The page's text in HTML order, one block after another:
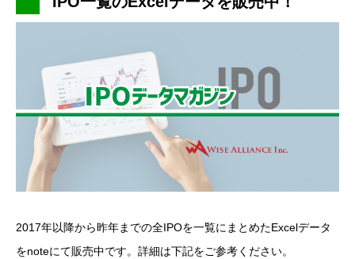
2017年以降から昨年までの全IPOを一覧にまとめたExcelデータ
をnoteにて販売中です。詳細は下記をご参考ください。